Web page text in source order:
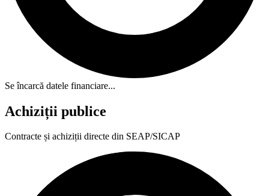
Se încarcă datele financiare...
Achiziții publice
Contracte și achiziții directe din SEAP/SICAP